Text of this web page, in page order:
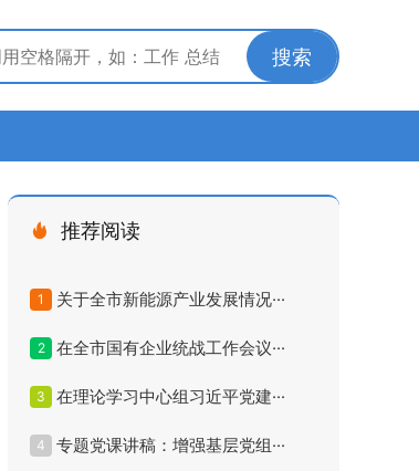
搜索
推荐阅读
1 关于全市新能源产业发展情况···
2 在全市国有企业统战工作会议···
3 在理论学习中心组习近平党建···
4 专题党课讲稿：增强基层党组···